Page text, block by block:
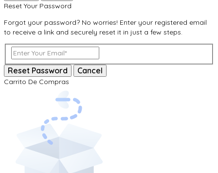
Reset Your Password
Forgot your password? No worries! Enter your registered email
to receive a link and securely reset it in just a few steps.
Reset Password Cancel
Carrito De Compras